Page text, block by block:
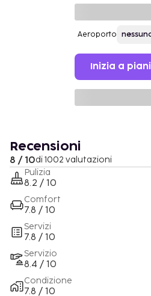
Aeroporto
Inizia a
Recensioni
8 / 10di 1002 valutazioni
Pulizia
8.2 / 10
Comfort
7.8 / 10
Servizi
7.8 / 10
Servizio
8.4 / 10
Condizione
7.8 / 10